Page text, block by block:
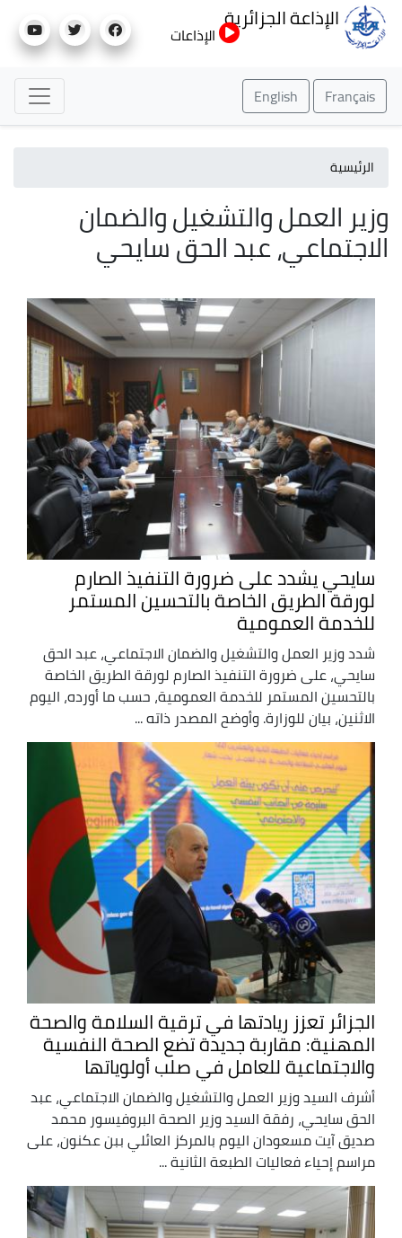
إلى
الإذاعة الجزائرية
الإذاعات
Français
English
الرئيسية
وزير العمل والتشغيل والضمان
الاجتماعي، عبد الحق سايحي
سايحي يشدد على ضرورة التنفيذ الصارم
لورقة الطريق الخاصة بالتحسين المستمر
للخدمة العمومية
شدد وزير العمل والتشغيل والضمان الاجتماعي، عبد الحق
سايحي، على ضرورة التنفيذ الصارم لورقة الطريق الخاصة
بالتحسين المستمر للخدمة العمومية، حسب ما أورده، اليوم
الاثنين، بيان للوزارة. وأوضح المصدر ذاته ...
الجزائر تعزز ريادتها في ترقية السلامة والصحة
المهنية: مقاربة جديدة تضع الصحة النفسية
والاجتماعية للعامل في صلب أولوياتها
أشرف السيد وزير العمل والتشغيل والضمان الاجتماعي، عبد
الحق سايحي، رفقة السيد وزير الصحة البروفيسور محمد
صديق آيت مسعودان اليوم بالمركز العائلي ببن عكنون، على
مراسم إحياء فعاليات الطبعة الثانية ...